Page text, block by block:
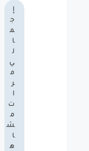
إ
ج
م
ا
ل
ي
م
ر
ا
ت
م
ش
ا
ه